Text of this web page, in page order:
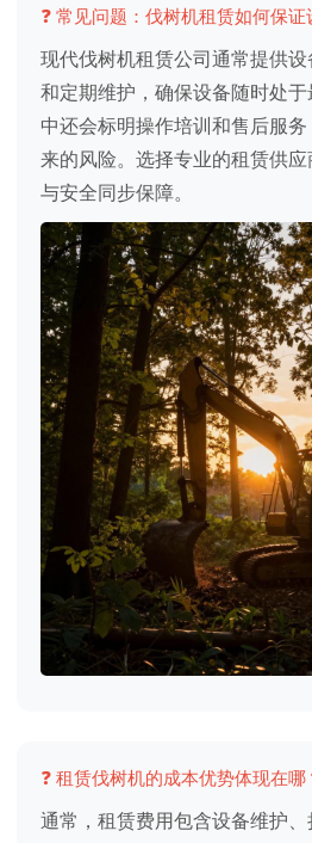
❓ 常见问题：伐树机租赁如何保
现代伐树机租赁公司通常提供
和定期维护，确保设备随时处
中还会标明操作培训和售后服
来的风险。选择专业的租赁供
与安全同步保障。
❓ 租赁伐树机的成本优势体现在哪
通常，租赁费用包含设备维护、